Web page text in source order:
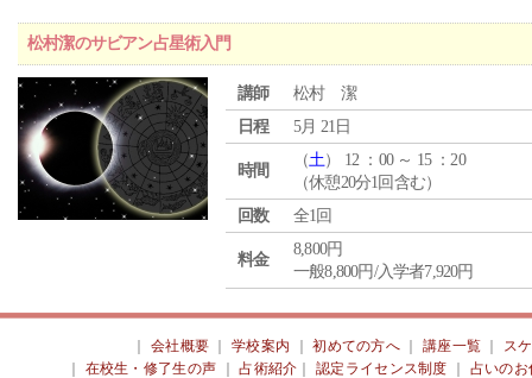
松村潔のサビアン占星術入門
講師
松村 潔
日程
5月 21日
時間
（土） 12 ：00 ～ 15 ：20
（休憩20分1回含む）
回数
全1回
料金
8,800円
一般8,800円/入学者7,920円
会社概要 ｜学校案内 ｜初めての方へ 講座一覧
ス
在校生・修了生の声 ｜占術紹介 ｜認定ライセンス制度
占いのお